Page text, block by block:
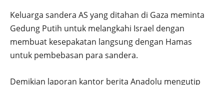
Keluarga sandera AS yang ditahan di Gaza meminta
Gedung Putih untuk melangkahi Israel dengan
membuat kesepakatan langsung dengan Hamas
untuk pembebasan para sandera.
Demikian laporan kantor berita Anadolu mengutip